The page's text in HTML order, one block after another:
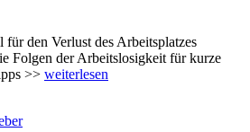
den Verlust des Arbeitsplatzes
Folgen der Arbeitslosigkeit für kurze
>> weiterlesen